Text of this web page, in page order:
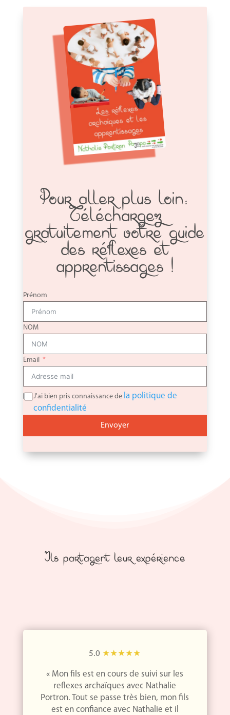
Pour aller plus loin :
Téléchargez
gratuitement votre guide
des réflexes et
apprentissages !
Prénom
NOM
Email
J'ai bien pris connaissance de la politique de
confidentialité
Envoyer
Ils partagent leur expérience
5.0 ★★★★★
« Mon fils est en cours de suivi sur les
reflexes archaïques avec Nathalie
Portron. Tout se passe très bien, mon fils
est en confiance avec Nathalie et il